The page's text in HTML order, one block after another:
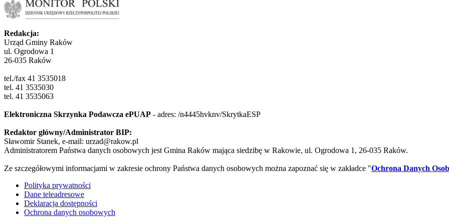
Redakcja:
Urząd Gminy Raków
ul. Ogrodowa 1
26-035 Raków
tel./fax 41 3535018
tel. 41 3535030
tel. 41 3535063
Elektroniczna Skrzynka Podawcza ePUAP - adres: /n4445hvknv/SkrytkaESP
Redaktor główny/Administrator BIP:
Sławomir Stanek, e-mail: urzad@rakow.pl
Administratorem Państwa danych osobowych jest Gmina Raków mająca siedzibę w Rakowie, ul. Ogrodowa 1, 26-035 Raków.
Ze szczegółowymi informacjami w zakresie ochrony Państwa danych osobowych można zapoznać się w zakładce "Ochrona Danych
Polityka prywatności
Dane teleadresowe
Deklaracja dostępności
Ochrona danych osobowych